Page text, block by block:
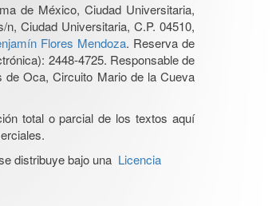
de México, Ciudad Universitaria,
Ciudad Universitaria, C.P. 04510,
Flores Mendoza. Reserva de
2448-4725. Responsable de
de Oca, Circuito Mario de la Cueva
total o parcial de los textos aquí
distribuye bajo una Licencia